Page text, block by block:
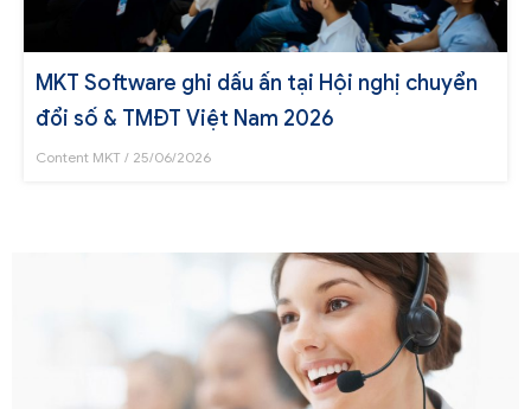
MKT Software ghi dấu ấn tại Hội nghị chuyển
đổi số & TMĐT Việt Nam 2026
Content MKT 25/06/2026